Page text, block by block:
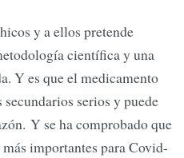
y a ellos pretende
científica y una
Y es que el medicamento
serios y puede
Y se ha comprobado que
importantes para Covid-